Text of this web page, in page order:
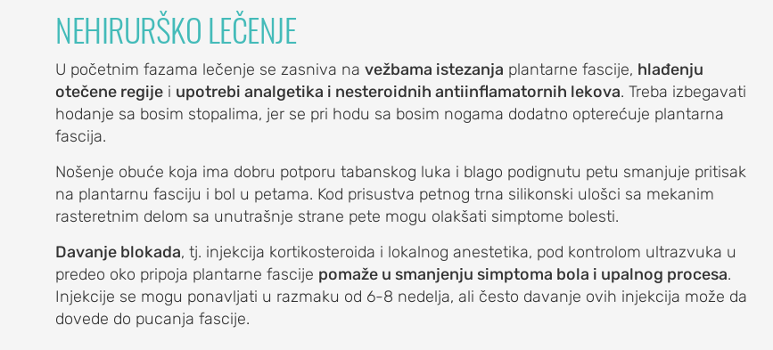
NEHIRURŠKO LEČENJE
U početnim fazama lečenje se zasniva na vežbama istezanja plantarne fascije, hlađenju
otečene regije i upotrebi analgetika i nesteroidnih antiinflamatornih lekova. Treba izbegavati
hodanje sa bosim stopalima, jer se pri hodu sa bosim nogama dodatno opterećuje plantarna
fascija.
Nošenje obuće koja ima dobru potporu tabanskog luka i blago podignutu petu smanjuje pritisak
na plantarnu fasciju i bol u petama. Kod prisustva petnog trna silikonski ulošci sa mekanim
rasteretnim delom sa unutrašnje strane pete mogu olakšati simptome bolesti.
Davanje blokada, tj. injekcija kortikosteroida i lokalnog anestetika, pod kontrolom ultrazvuka u
predeo oko pripoja plantarne fascije pomaže u smanjenju simptoma bola i upalnog procesa.
Injekcije se mogu ponavljati u razmaku od 6-8 nedelja, ali često davanje ovih injekcija može da
dovede do pucanja fascije.